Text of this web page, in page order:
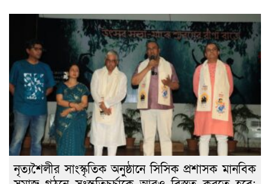
নৃত্যশৈলীর সাংস্কৃতিক অনুষ্ঠানে সিসিক প্রশাসক মানবিক